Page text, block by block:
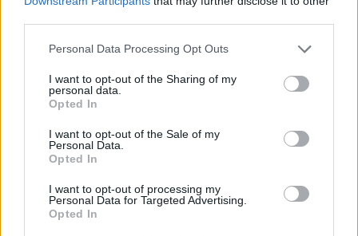
Personal Data Processing Opt Outs
I want to opt-out of the Sharing of my
personal data.
Opted In
I want to opt-out of the Sale of my
Personal Data.
Opted In
I want to opt-out of processing my
Personal Data for Targeted Advertising.
Opted In
Urbane & Gallant-Gründer Andrew Park und Design Director
Jeffrey Sebelia im Interview
FASHION